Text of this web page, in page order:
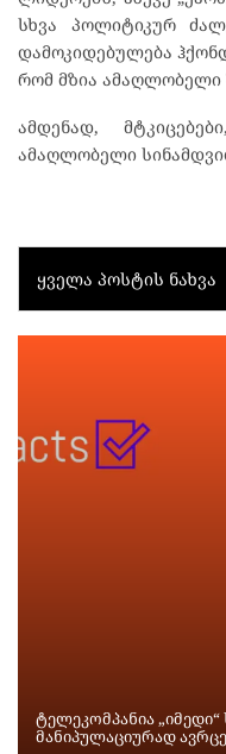
სხვა პოლიტიკურ
დამოკიდებულება
რომ მზია
ამდენად,
ამაღლობელი
ᲧᲕᲔᲚᲐ ᲞᲝᲡᲢᲘᲡ ᲜᲐᲮᲕᲐ
ტელეკომპანია
მანიპულაციურად